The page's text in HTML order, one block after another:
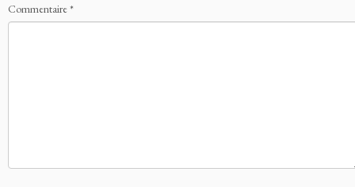
Commentaire*